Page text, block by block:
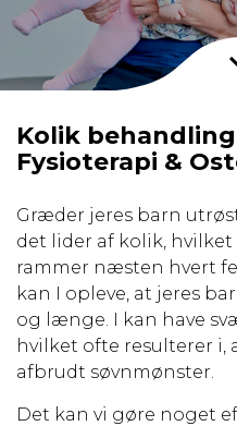
Kolik
Fysioterapi &
Græder jeres barn
det lider af kolik,
rammer næsten hvert
kan I opleve, at jeres
og længe. I kan have
hvilket ofte resulterer i,
afbrudt søvnmønster.
Det kan vi gøre noget